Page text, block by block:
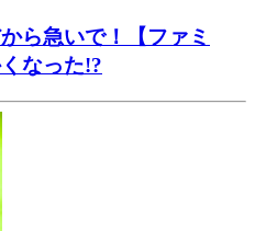
ら急いで！【ファミ
なった!?